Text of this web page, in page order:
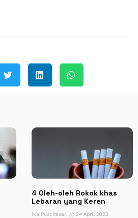
4 Oleh-oleh Rokok khas
Lebaran yang Keren
Ika Puspitasari 24 April 2023